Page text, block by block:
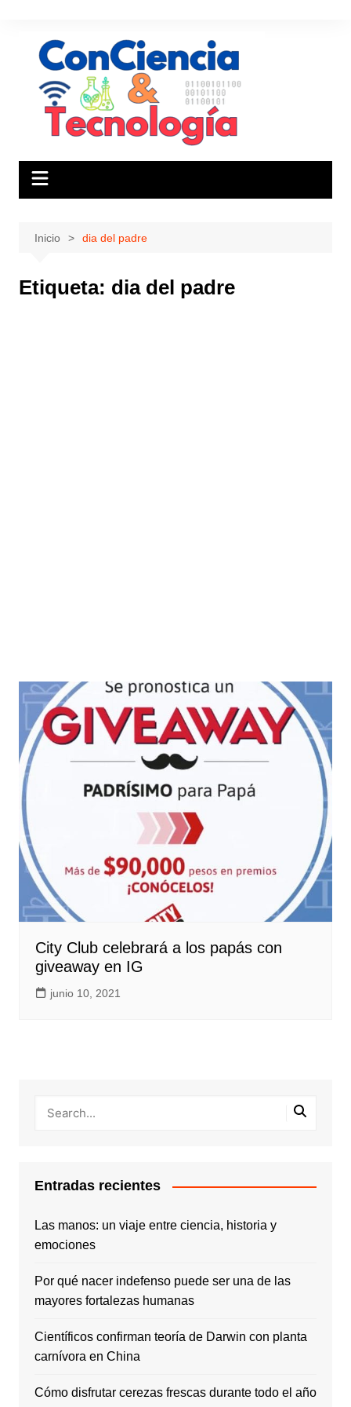
contenido
Inicio dia del padre
Etiqueta: dia del padre
City Club celebrará a los papás con
giveaway en IG
junio 10, 2021
Entradas recientes
Las manos: un viaje entre ciencia, historia y
emociones
Por qué nacer indefenso puede ser una de las
mayores fortalezas humanas
Científicos confirman teoría de Darwin con planta
carnívora en China
Cómo disfrutar cerezas frescas durante todo el año